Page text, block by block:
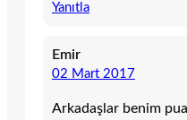
Yanıtla
Emir
02 Mart 2017
Arkadaşlar benim